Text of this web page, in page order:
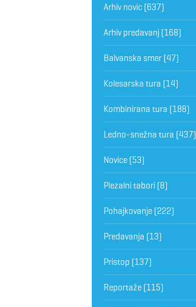
Arhiv novic(637)
Arhiv predavanj(168)
Balvanska smer(47)
Kolesarska tura (14)
Kombinirana tura (188)
Ledno-snežna tura (437)
Novice(53)
Plezalni tabori(8)
Pohajkovanje(222)
Predavanja (13)
Pristop (137)
Reportaže(115)